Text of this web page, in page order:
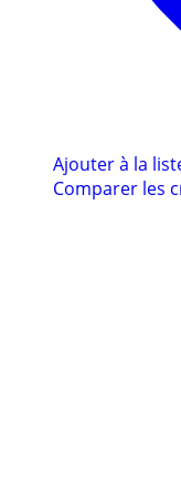
Ajouter à la
Comparer les